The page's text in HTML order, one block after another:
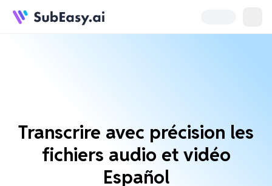
Transcrire avec précision les
fichiers audio et vidéo
Español